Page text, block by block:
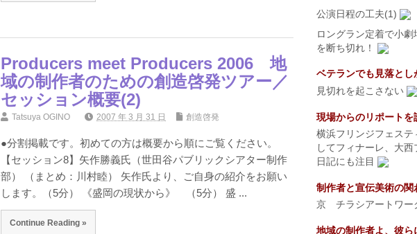
Producers meet Producers 2006 地
域の制作者のための創造啓発ツアー／
セッション概要(2)
Tatsuya OGINO 2007 年 3 月 31 日 創造啓発
●分割掲載です。初めての方は概要から順にご覧ください。
【セッション8】矢作勝義氏（世田谷パブリックシアター制作
部） （まとめ：川村睦） 矢作氏より、ご自身の紹介をお願い
します。（5分） 《盛岡の現状から》 （5分） 盛 ...
Continue Reading »
公演日程の工夫(1)
ロングラン定着で小劇
を断ち切れ！
ベテランでも見落とし
見切れを起こさない
現場からのリポートを
横浜フリンジフェス
してフィナーレ、大
日記にも注目
制作者と宣伝美術の
京 チラシアートワー
地域の制作者よ、彼ら